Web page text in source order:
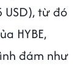
USD), từ đó
HYBE,
đám như